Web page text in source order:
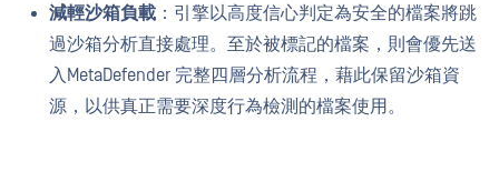
減輕沙箱負載 ：引擎以高度信心判定為安全的檔案將跳
過沙箱分析直接處理。至於被標記的檔案，則會優先送
入MetaDefender 完整四層分析流程，藉此保留沙箱資
源，以供真正需要深度行為檢測的檔案使用。